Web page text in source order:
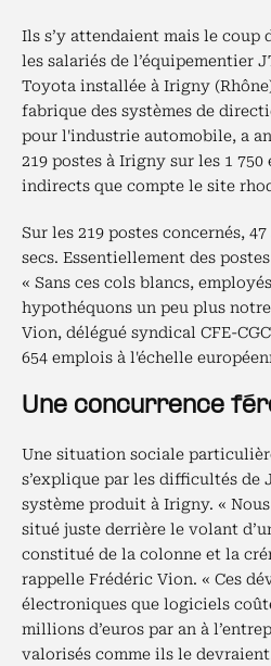
Ils s’y attendaient mais le coup
les salariés de l’équipementier
Toyota installée à Irigny
fabrique des systèmes de
pour l'industrie automobile, a
219 postes à Irigny sur les 1
indirects que compte le site
Sur les 219 postes concernés,
secs. Essentiellement des
« Sans ces cols blancs,
hypothéquons un peu plus
Vion, délégué syndical CFE-
654 emplois à l'échelle
Une concurrence
Une situation sociale
s’explique par les difficultés de
système produit à Irigny. «
situé juste derrière le volant
constitué de la colonne et la
rappelle Frédéric Vion. « Ces
électroniques que logiciels
millions d’euros par an à
valorisés comme ils le